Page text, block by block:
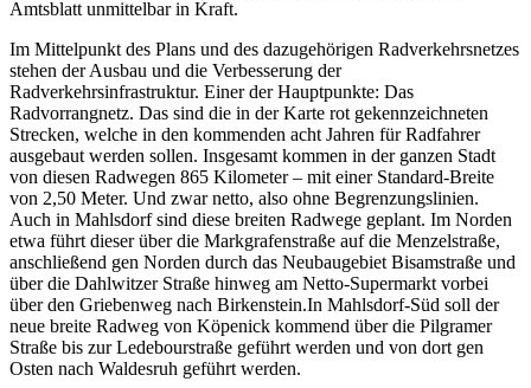
Amtsblatt unmittelbar in Kraft.
Im Mittelpunkt des Plans und des dazugehörigen Radverkehrsnetzes
stehen der Ausbau und die Verbesserung der
Radverkehrsinfrastruktur. Einer der Hauptpunkte: Das
Radvorrangnetz. Das sind die in der Karte rot gekennzeichneten
Strecken, welche in den kommenden acht Jahren für Radfahrer
ausgebaut werden sollen. Insgesamt kommen in der ganzen Stadt
von diesen Radwegen 865 Kilometer – mit einer Standard-Breite
von 2,50 Meter. Und zwar netto, also ohne Begrenzungslinien.
Auch in Mahlsdorf sind diese breiten Radwege geplant. Im Norden
etwa führt dieser über die Markgrafenstraße auf die Menzelstraße,
anschließend gen Norden durch das Neubaugebiet Bisamstraße und
über die Dahlwitzer Straße hinweg am Netto-Supermarkt vorbei
über den Griebenweg nach Birkenstein.In Mahlsdorf-Süd soll der
neue breite Radweg von Köpenick kommend über die Pilgramer
Straße bis zur Ledebourstraße geführt werden und von dort gen
Osten nach Waldesruh geführt werden.